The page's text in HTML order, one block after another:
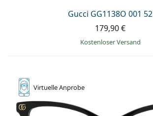
Gucci GG1138O 001 52
179,90 €
Kostenloser Versand
VirtuelleAnprobe